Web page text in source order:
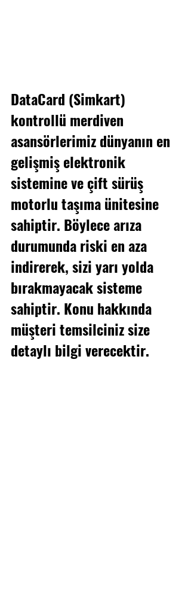
DataCard (Simkart)
kontrollü merdiven
asansörlerimiz dünyanın en
gelişmiş elektronik
sistemine ve çift sürüş
motorlu taşıma ünitesine
sahiptir. Böylece arıza
durumunda riski en aza
indirerek, sizi yarı yolda
bırakmayacak sisteme
sahiptir. Konu hakkında
müşteri temsilciniz size
detaylı bilgi verecektir.